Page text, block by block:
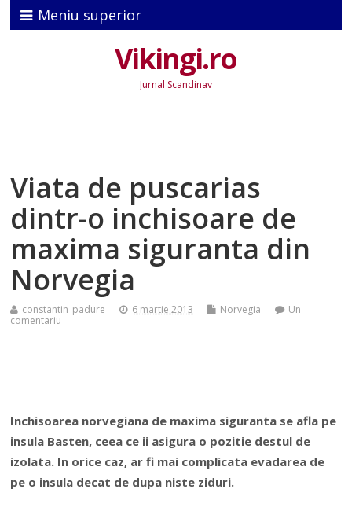
Meniu superior
Vikingi.ro
Jurnal Scandinav
Viata de puscarias
dintr-o inchisoare de
maxima siguranta din
Norvegia
constantin_padure 6 martie 2013 Norvegia
Un
comentariu
Inchisoarea norvegiana de maxima siguranta se afla pe
insula Basten, ceea ce ii asigura o pozitie destul de
izolata. In orice caz, ar fi mai complicata evadarea de
pe o insula decat de dupa niste ziduri.